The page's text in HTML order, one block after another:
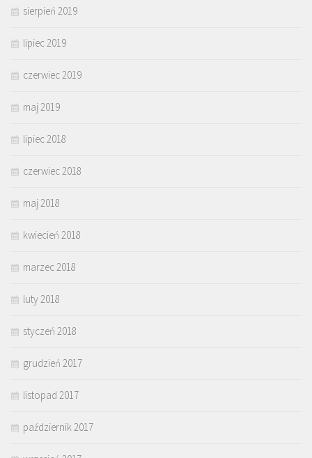
sierpień 2019
lipiec 2019
czerwiec 2019
maj 2019
lipiec 2018
czerwiec 2018
maj 2018
kwiecień 2018
marzec 2018
luty 2018
styczeń 2018
grudzień 2017
listopad 2017
październik 2017